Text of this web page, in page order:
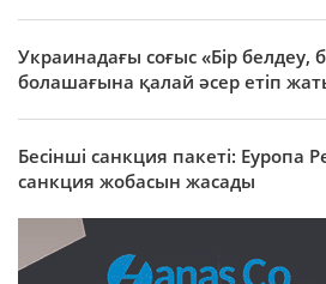
Украинадағы соғыс «Бір белдеу,
болашағына қалай әсер етіп
Бесінші санкция пакеті: Еуропа
санкция жобасын жасады